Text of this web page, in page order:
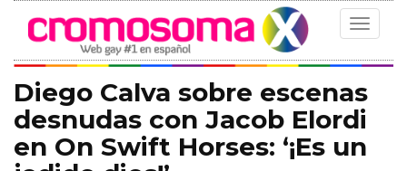
Toggle
Diego Calva sobre escenas
desnudas con Jacob Elordi
en On Swift Horses: ‘¡Es un